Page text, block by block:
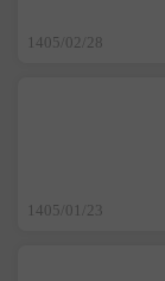
1405/02/28
1405/01/23